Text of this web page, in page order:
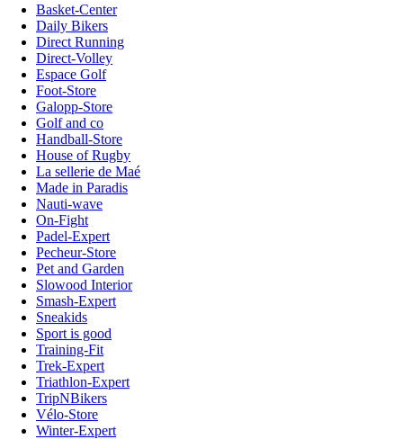
Basket-Center
Daily Bikers
Direct Running
Direct-Volley
Espace Golf
Foot-Store
Galopp-Store
Golf and co
Handball-Store
House of Rugby
La sellerie de Maé
Made in Paradis
Nauti-wave
On-Fight
Padel-Expert
Pecheur-Store
Pet and Garden
Slowood Interior
Smash-Expert
Sneakids
Sport is good
Training-Fit
Trek-Expert
Triathlon-Expert
TripNBikers
Vélo-Store
Winter-Expert